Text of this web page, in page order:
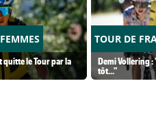
le Tour par la
TOUR DE
Demi Vollering
tôt..."